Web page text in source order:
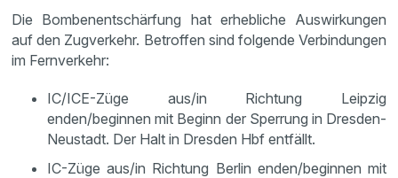
Die Bombenentschärfung hat erhebliche Auswirkungen
auf den Zugverkehr. Betroffen sind folgende Verbindungen
im Fernverkehr:
IC/ICE-Züge aus/in Richtung Leipzig
enden/beginnen mit Beginn der Sperrung in Dresden-
Neustadt. Der Halt in Dresden Hbf entfällt.
IC-Züge aus/in Richtung Berlin enden/beginnen mit